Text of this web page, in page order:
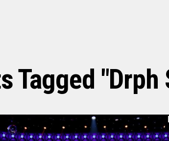
Tagged "drph